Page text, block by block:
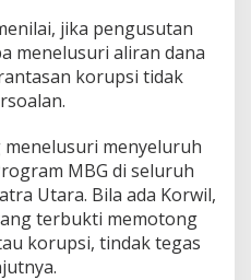
jika pengusutan
menelusuri aliran dana
korupsi tidak
menelusuri menyeluruh
MBG di seluruh
Utara. Bila ada Korwil,
terbukti memotong
korupsi, tindak tegas